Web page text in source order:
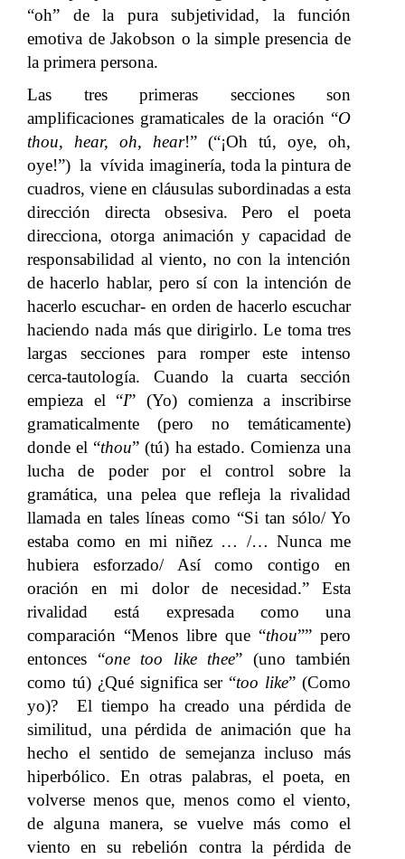
“oh” de la pura subjetividad, la función
emotiva de Jakobson o la simple presencia de
la primera persona.
Las tres primeras secciones son
amplificaciones gramaticales de la oración “O
thou, hear, oh, hear!” (“¡Oh tú, oye, oh,
oye!”) la vívida imaginería, toda la pintura de
cuadros, viene en cláusulas subordinadas a esta
dirección directa obsesiva. Pero el poeta
direcciona, otorga animación y capacidad de
responsabilidad al viento, no con la intención
de hacerlo hablar, pero sí con la intención de
hacerlo escuchar- en orden de hacerlo escuchar
haciendo nada más que dirigirlo. Le toma tres
largas secciones para romper este intenso
cerca-tautología. Cuando la cuarta sección
empieza el “I” (Yo) comienza a inscribirse
gramaticalmente (pero no temáticamente)
donde el “thou” (tú) ha estado. Comienza una
lucha de poder por el control sobre la
gramática, una pelea que refleja la rivalidad
llamada en tales líneas como “Si tan sólo/ Yo
estaba como en mi niñez … /… Nunca me
hubiera esforzado/ Así como contigo en
oración en mi dolor de necesidad.” Esta
rivalidad está expresada como una
comparación “Menos libre que “thou”” pero
entonces “one too like thee” (uno también
como tú) ¿Qué significa ser “too like” (Como
yo)? El tiempo ha creado una pérdida de
similitud, una pérdida de animación que ha
hecho el sentido de semejanza incluso más
hiperbólico. En otras palabras, el poeta, en
volverse menos que, menos como el viento,
de alguna manera, se vuelve más como el
viento en su rebelión contra la pérdida de